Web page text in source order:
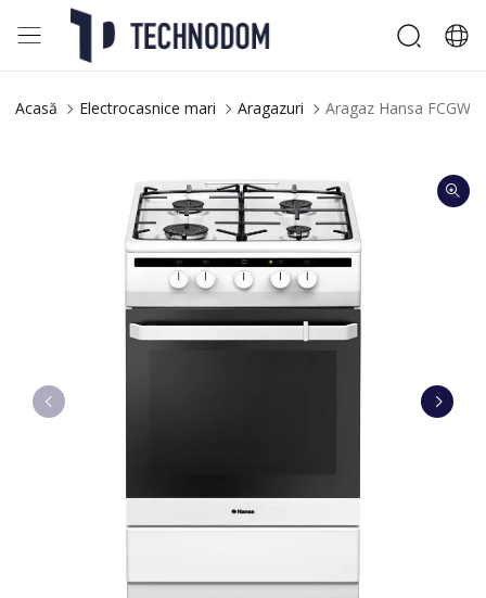
Acasă Electrocasnice mari Aragazuri Aragaz Hansa